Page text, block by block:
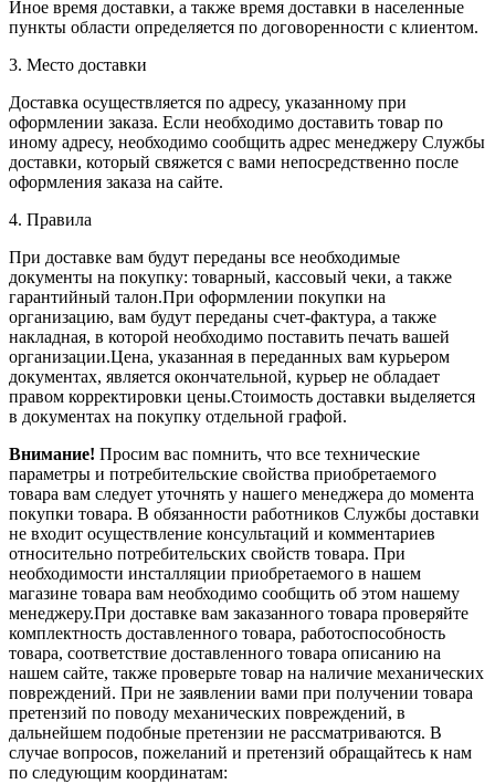
Иное время доставки, а также время доставки в населенные
пункты области определяется по договоренности с клиентом.
3. Место доставки
Доставка осуществляется по адресу, указанному при
оформлении заказа. Если необходимо доставить товар по
иному адресу, необходимо сообщить адрес менеджеру Службы
доставки, который свяжется с вами непосредственно после
оформления заказа на сайте.
4. Правила
При доставке вам будут переданы все необходимые
документы на покупку: товарный, кассовый чеки, а также
гарантийный талон.При оформлении покупки на
организацию, вам будут переданы счет-фактура, а также
накладная, в которой необходимо поставить печать вашей
организации.Цена, указанная в переданных вам курьером
документах, является окончательной, курьер не обладает
правом корректировки цены.Стоимость доставки выделяется
в документах на покупку отдельной графой.
Внимание! Просим вас помнить, что все технические
параметры и потребительские свойства приобретаемого
товара вам следует уточнять у нашего менеджера до момента
покупки товара. В обязанности работников Службы доставки
не входит осуществление консультаций и комментариев
относительно потребительских свойств товара. При
необходимости инсталляции приобретаемого в нашем
магазине товара вам необходимо сообщить об этом нашему
менеджеру.При доставке вам заказанного товара проверяйте
комплектность доставленного товара, работоспособность
товара, соответствие доставленного товара описанию на
нашем сайте, также проверьте товар на наличие механических
повреждений. При не заявлении вами при получении товара
претензий по поводу механических повреждений, в
дальнейшем подобные претензии не рассматриваются. В
случае вопросов, пожеланий и претензий обращайтесь к нам
по следующим координатам: